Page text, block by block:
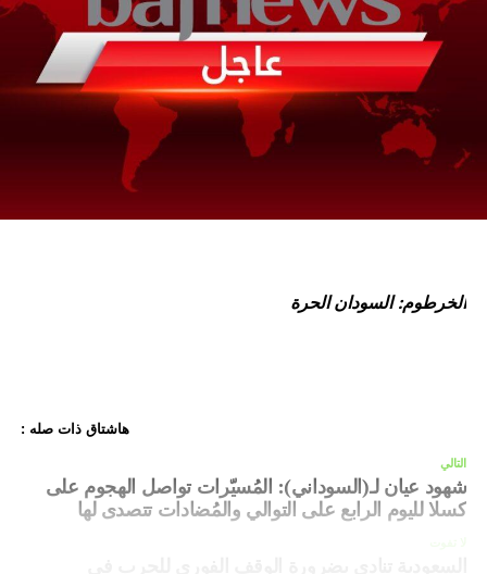
الخرطوم: السودان الحرة
هاشتاق ذات صله :
التالي
شهود عيان لـ(السوداني): المُسيّرات تواصل الهجوم على
كسلا لليوم الرابع على التوالي والمُضادات تتصدى لها